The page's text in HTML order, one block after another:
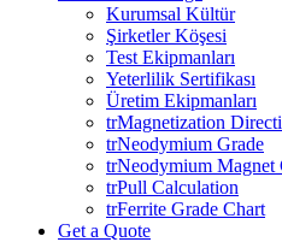
Kurumsal Kültür
Şirketler Köşesi
Test Ekipmanları
Yeterlilik Sertifikası
Üretim Ekipmanları
trMagnetization
trNeodymium Grade
trNeodymium Magnet
trPull Calculation
trFerrite Grade Chart
Get a Quote